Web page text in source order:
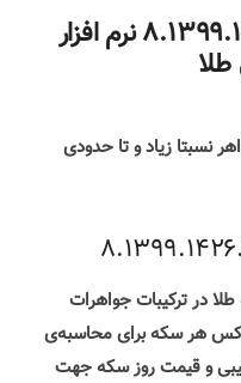
تغییرات نگارش ۸.۱۳۹۹.۱۴۲۶.۲۰ نرم افزار
نسبتا زیاد و تا حدودی
در ترکیبات جواهرات
هر سکه برای محاسبه‌ی
و قیمت روز سکه جهت